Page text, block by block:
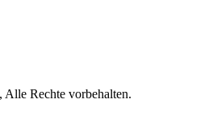
Rechte vorbehalten.